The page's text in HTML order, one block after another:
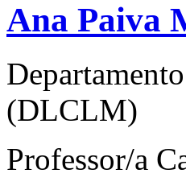
Ana Paiva
(DLCLM)
Professor/a